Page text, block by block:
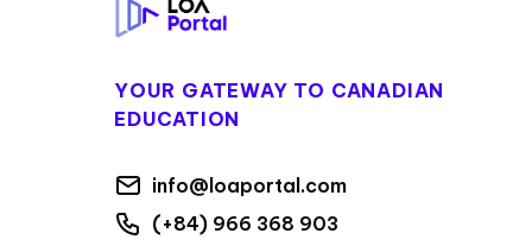
YOUR GATEWAY TO CANADIAN
EDUCATION
info@loaportal.com
(+84) 966 368 903